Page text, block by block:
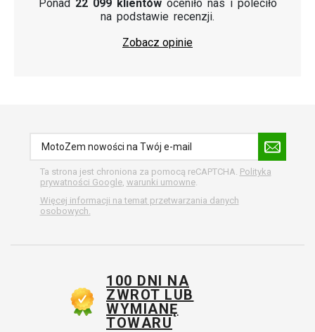
Ponad 22 099 klientówoceniło nas i poleciło
na podstawie recenzji.
Zobacz opinie
Ta strona jest chroniona za pomocą reCAPTCHA. Polityka
prywatności Google, warunki umowne.
Więcej informacji na temat przetwarzania danych
osobowych.
100 DNI NA
ZWROT LUB
WYMIANĘ
TOWARU